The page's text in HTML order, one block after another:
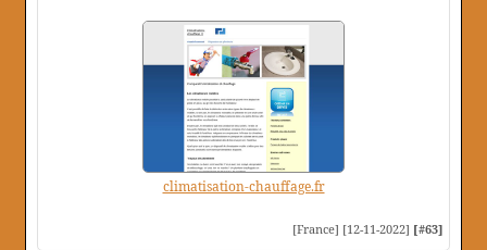
climatisation-chauffage.fr
[France] [12-11-2022] [#63]